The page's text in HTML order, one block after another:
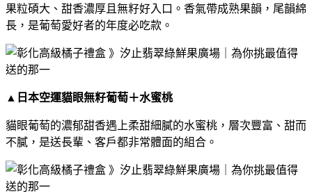
果粒碩大、甜香濃厚且無籽好入口。香氣帶成熟果韻，尾韻綿
長，是葡萄愛好者的年度必吃款。
▲ 日本空運貓眼無籽葡萄＋水蜜桃
貓眼葡萄的濃郁甜香遇上柔甜細膩的水蜜桃，層次豐富、甜而
不膩，是送長輩、客戶都非常體面的組合。